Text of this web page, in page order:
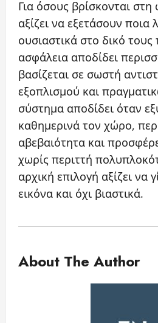
Για όσους βρίσκονται
αξίζει να εξετάσουν ποια
ουσιαστικά στο δικό
ασφάλεια αποδίδει
βασίζεται σε σωστή
εξοπλισμού και
σύστημα αποδίδει όταν
καθημερινά τον χώρο,
αβεβαιότητα και
χωρίς περιττή
αρχική επιλογή αξίζει να
εικόνα και όχι βιαστικά.
About The Author